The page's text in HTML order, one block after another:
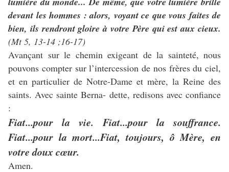
devant les hommes : alors, voyant ce que vous faites de
bien, ils rendront gloire à votre Père qui est aux cieux.
(Mt 5, 13-14 ;16-17)
Avançant sur le chemin exigeant de la sainteté, nous
pouvons compter sur l’intercession de nos frères du ciel,
et en particulier de Notre-Dame et mère, la Reine des
saints. Avec sainte Berna- dette, redisons avec confiance
:
Fiat...pour la vie. Fiat...pour la souffrance.
Fiat...pour la mort...Fiat, toujours, ô Mère, en
votre doux cœur.
Amen.